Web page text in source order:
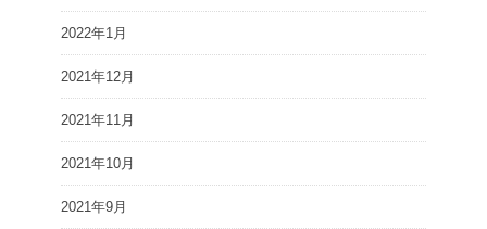
2022年1月
2021年12月
2021年11月
2021年10月
2021年9月